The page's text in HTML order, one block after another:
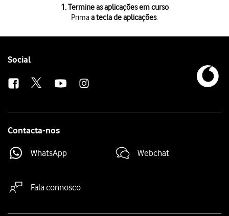
1. Termine as aplicações em curso
Primaa tecla de aplicações.
Para terminar uma aplicação em curso,deslize o dedo para cimana
Follow
Social
Contacta-nos
WhatsApp Webchat
Fala connosco